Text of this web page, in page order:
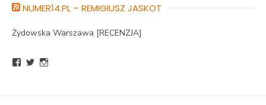
NUMER14.PL – REMIGIUSZ JASKOT
Żydowska Warszawa [RECENZJA]
ZobaczZobacz